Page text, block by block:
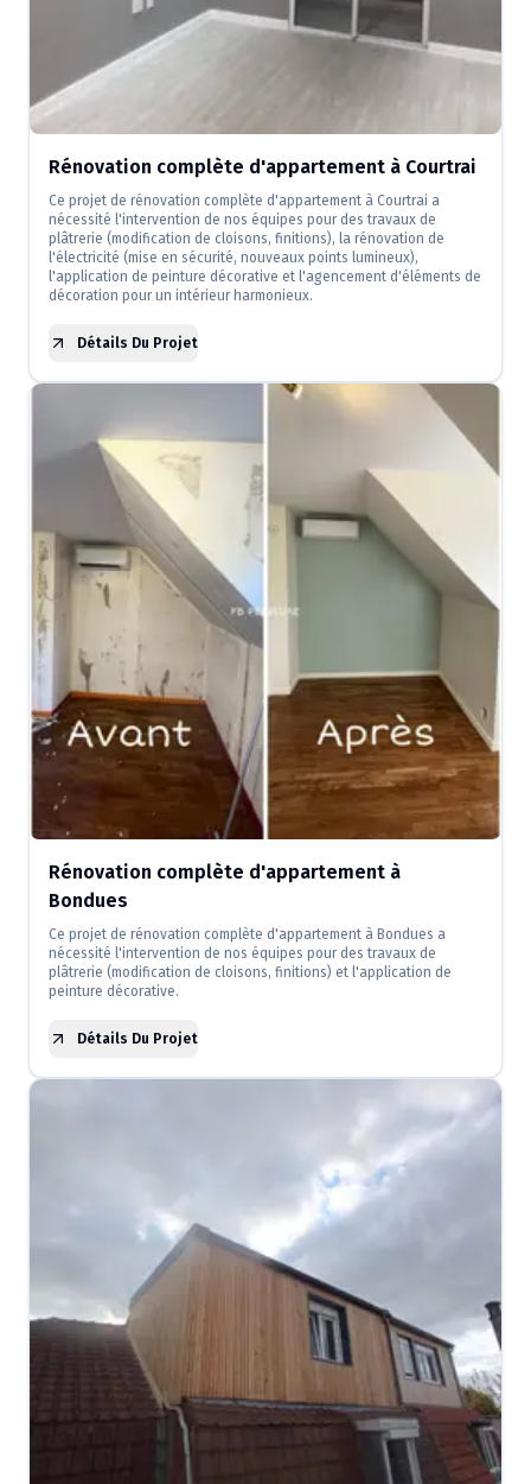
Rénovation complète d'appartement à Courtrai
Ce projet de rénovation complète d'appartement à Courtrai a
nécessité l'intervention de nos équipes pour des travaux de
plâtrerie (modification de cloisons, finitions), la rénovation de
l'électricité (mise en sécurité, nouveaux points lumineux),
l'application de peinture décorative et l'agencement d'éléments de
décoration pour un intérieur harmonieux.
Détails Du Projet
Rénovation complète d'appartement à
Bondues
Ce projet de rénovation complète d'appartement à Bondues a
nécessité l'intervention de nos équipes pour des travaux de
plâtrerie (modification de cloisons, finitions) et l'application de
peinture décorative.
Détails Du Projet